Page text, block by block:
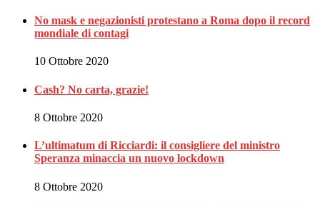
No mask e negazionisti protestano a Roma dopo il record
mondiale di contagi
10 Ottobre 2020
Cash? No carta, grazie!
8 Ottobre 2020
L’ultimatum di Ricciardi: il consigliere del ministro
Speranza minaccia un nuovo lockdown
8 Ottobre 2020